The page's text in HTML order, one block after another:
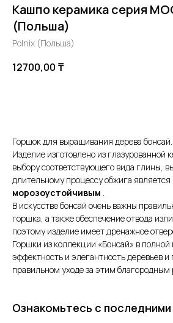
Кашпо керамика серия
(Польша)
Polnix (Польша)
12700,00 ₸
Горшок для выращивания дерева бонсай.
Изделие изготовлено из глазурованной
выбору соответствующего вида глины,
длительному процессу обжига
морозоустойчивым
В искусстве бонсай очень важны
горшка, а также обеспечение отвода
поэтому изделие имеет дренажное
Горшки из коллекции «Бонсай» в
эффектность и элегантность деревьев
правильном уходе за этим благородным
Ознакомьтесь с